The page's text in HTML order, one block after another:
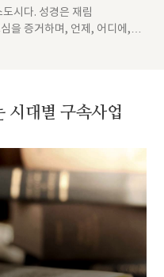
시다. 성경은 재림
을 증거하며, 언제, 어디에,
시대별 구속사업